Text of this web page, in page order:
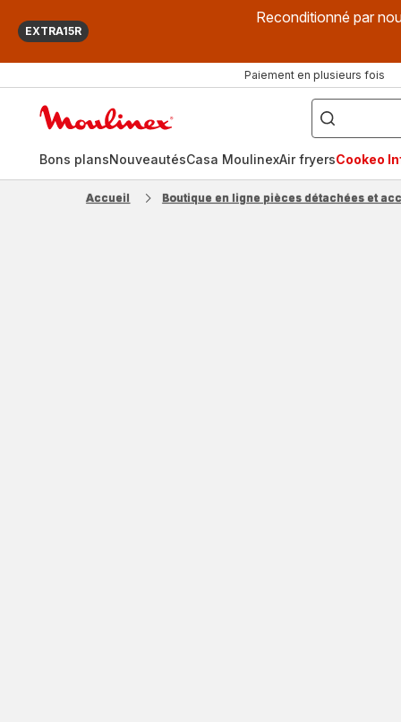
EXTRA15R
Reconditionné par
Paiement en plusieurs fois
["Que
recherchez-
vous
?",
fryer",
"Companion"]
Bons plansNouveautésCasa MoulinexAir fryersCookeo
Accueil Boutique en ligne pièces détachées et